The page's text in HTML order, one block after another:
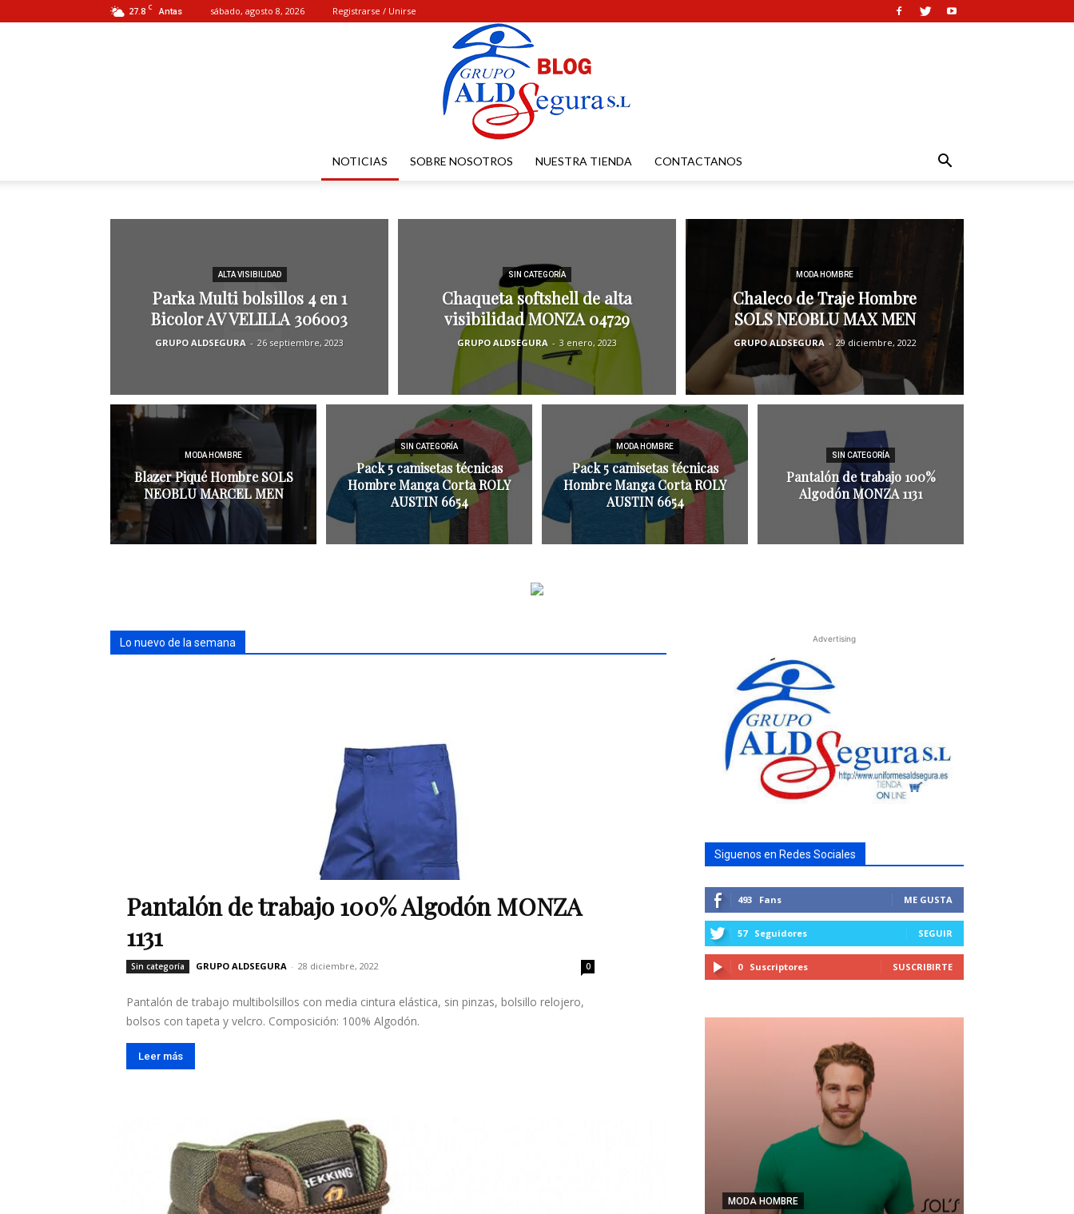
27.8 C Antas sábado, agosto 8, 2026 Registrarse / Unirse
ALDSEGURA
NOTICIAS SOBRE NOSOTROS NUESTRA TIENDA CONTACTANOS
ALTA VISIBILIDAD
Parka Multi bolsillos 4 en 1
Bicolor AV VELILLA 306003
GRUPO ALDSEGURA - 26 septiembre, 2023
SIN CATEGORÍA
Chaqueta softshell de alta
visibilidad MONZA 04729
GRUPO ALDSEGURA - 3 enero, 2023
MODA HOMBRE
Chaleco de Traje Hombre
SOLS NEOBLU MAX MEN
GRUPO ALDSEGURA - 29 diciembre, 2022
MODA HOMBRE
Blazer Piqué Hombre SOLS
NEOBLU MARCEL MEN
SIN CATEGORÍA
Pack 5 camisetas técnicas
Hombre Manga Corta ROLY
AUSTIN 6654
MODA HOMBRE
Pack 5 camisetas técnicas
Hombre Manga Corta ROLY
AUSTIN 6654
SIN CATEGORÍA
Pantalón de trabajo 100%
Algodón MONZA 1131
Lo nuevo de la semana
Pantalón de trabajo 100% Algodón MONZA
1131
Sin categoría GRUPO ALDSEGURA - 28 diciembre, 2022 0
Pantalón de trabajo multibolsillos con media cintura elástica, sin pinzas, bolsillo relojero,
bolsos con tapeta y velcro. Composición: 100% Algodón.
Leer más
Advertising
Siguenos en Redes Sociales
493 Fans ME GUSTA
57 Seguidores SEGUIR
0 Suscriptores SUSCRIBIRTE
MODA HOMBRE